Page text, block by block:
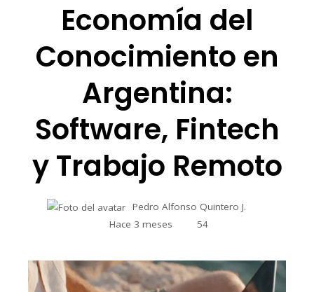
Economía del
Conocimiento en
Argentina:
Software, Fintech
y Trabajo Remoto
Pedro Alfonso Quintero J.
Hace 3 meses
54